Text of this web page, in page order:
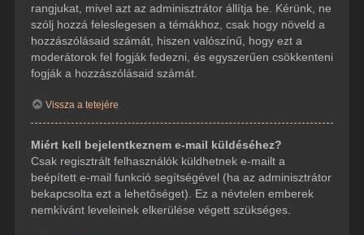
rangjukat, mivel azt az adminisztrátor állítja be. Kérünk, ne
szólj hozzá feleslegesen a témákhoz, csak hogy növeld a
hozzászólásaid számát, hiszen valószínű, hogy ezt a
moderátorok fel fogják fedezni, és egyszerűen csökkenteni
fogják a hozzászólásaid számát.
Vissza a tetejére
Miért kell bejelentkeznem e-mail küldéséhez?
Csak regisztrált felhasználók küldhetnek e-mailt a
beépített e-mail funkció segítségével (ha az adminisztrátor
bekapcsolta ezt a lehetőséget). Ez a névtelen emberek
nemkívánt leveleinek elkerülése végett szükséges.